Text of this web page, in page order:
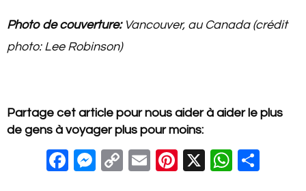
Photo de couverture:Vancouver, au Canada (crédit
photo: Lee Robinson)
Partage cet article pour nous aider à aider le plus
de gens à voyager plus pour moins:
F
M
C
E
Pi
X
W